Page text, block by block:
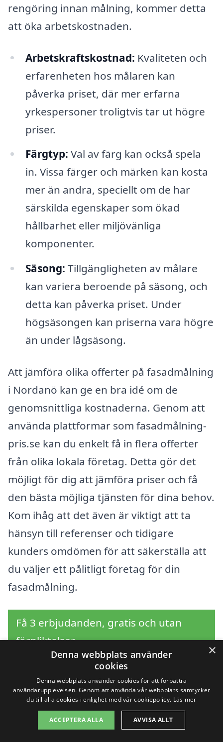
rengöring innan målning, kommer detta
att öka arbetskostnaden.
Arbetskraftskostnad: Kvaliteten och
erfarenheten hos målaren kan
påverka priset, där mer erfarna
yrkespersoner troligtvis tar ut högre
priser.
Färgtyp: Val av färg kan också spela
in. Vissa färger och märken kan kosta
mer än andra, speciellt om de har
särskilda egenskaper som ökad
hållbarhet eller miljövänliga
komponenter.
Säsong: Tillgängligheten av målare
kan variera beroende på säsong, och
detta kan påverka priset. Under
högsäsongen kan priserna vara högre
än under lågsäsong.
Att jämföra olika offerter på fasadmålning
i Nordanö kan ge en bra idé om de
genomsnittliga kostnaderna. Genom att
använda plattformar som fasadmålning-
pris.se kan du enkelt få in flera offerter
från olika lokala företag. Detta gör det
möjligt för dig att jämföra priser och få
den bästa möjliga tjänsten för dina behov.
Kom ihåg att det även är viktigt att ta
hänsyn till referenser och tidigare
kunders omdömen för att säkerställa att
du väljer ett pålitligt företag för din
fasadmålning.
Få 3 erbjudanden, gratis och utan
förpliktelser
Sök efter en
professionell för
×
Denna webbplats använder
cookies
Denna webbplats använder cookies för att förbättra
användarupplevelsen. Genom att använda vår webbplats samtycker
du till alla cookies i enlighet med vår cookiepolicy. Läs mer
ACCEPTERA ALLA AVVISA ALLT